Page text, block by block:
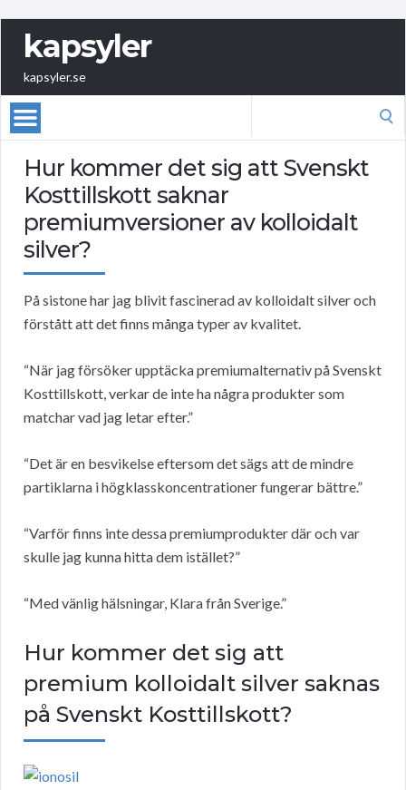
kapsyler
kapsyler.se
Hur kommer det sig att Svenskt
Kosttillskott saknar
premiumversioner av kolloidalt
silver?
På sistone har jag blivit fascinerad av kolloidalt silver och
förstått att det finns många typer av kvalitet.
“När jag försöker upptäcka premiumalternativ på Svenskt
Kosttillskott, verkar de inte ha några produkter som
matchar vad jag letar efter.”
“Det är en besvikelse eftersom det sägs att de mindre
partiklarna i högklasskoncentrationer fungerar bättre.”
“Varför finns inte dessa premiumprodukter där och var
skulle jag kunna hitta dem istället?”
“Med vänlig hälsningar, Klara från Sverige.”
Hur kommer det sig att
premium kolloidalt silver saknas
på Svenskt Kosttillskott?